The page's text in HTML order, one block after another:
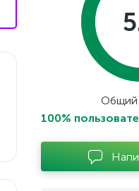
Общий
100%